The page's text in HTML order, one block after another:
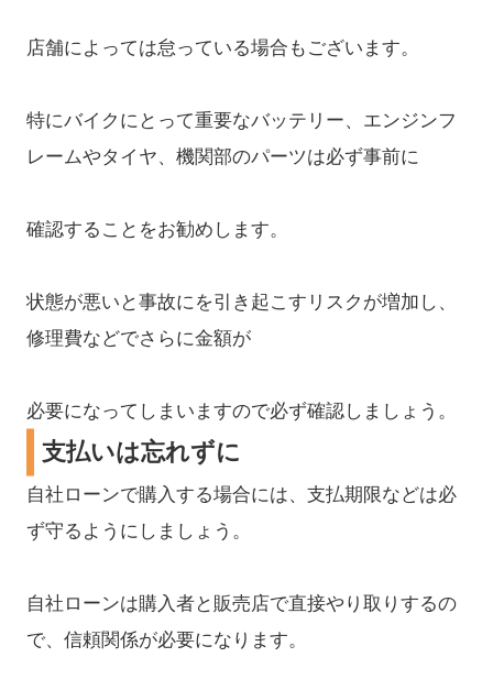
店舗によっては怠っている場合もございます。
特にバイクにとって重要なバッテリー、エンジンフ
レームやタイヤ、機関部のパーツは必ず事前に
確認することをお勧めします。
状態が悪いと事故にを引き起こすリスクが増加し、
修理費などでさらに金額が
必要になってしまいますので必ず確認しましょう。
支払いは忘れずに
自社ローンで購入する場合には、支払期限などは必
ず守るようにしましょう。
自社ローンは購入者と販売店で直接やり取りするの
で、信頼関係が必要になります。